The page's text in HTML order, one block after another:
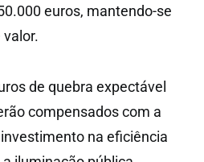
euros, mantendo-se
valor.
de quebra expectável
compensados com a
na eficiência